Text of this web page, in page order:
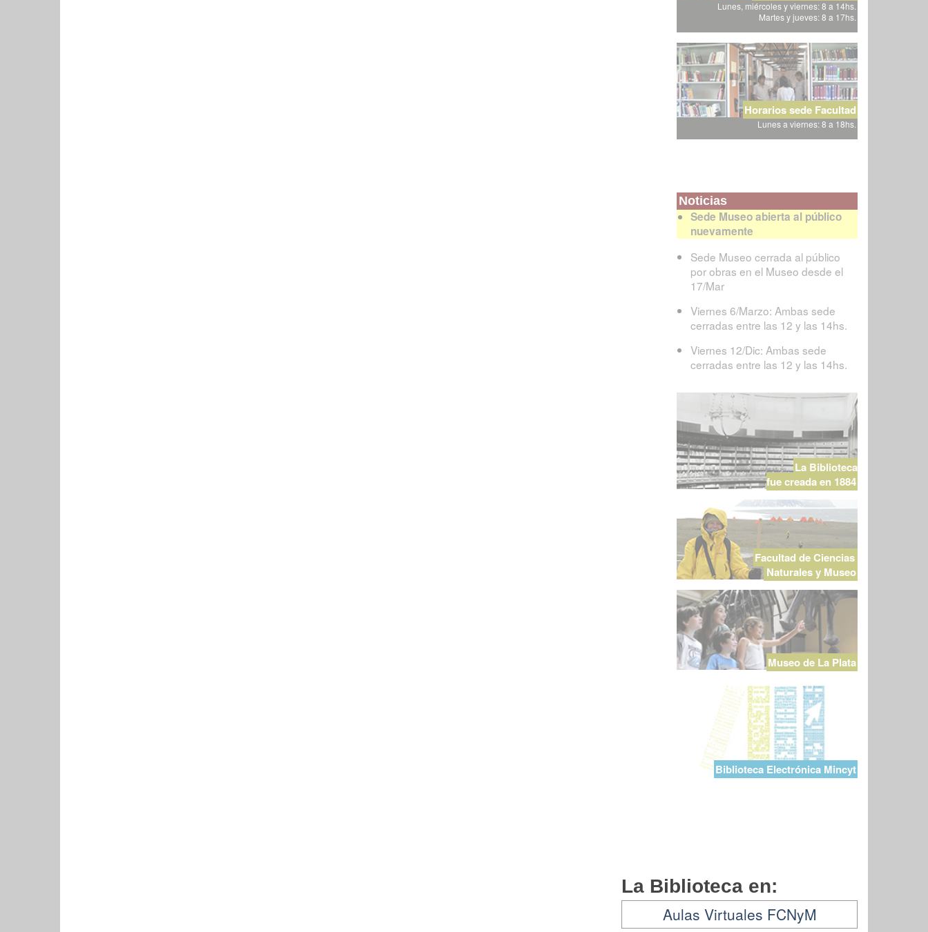
Lunes, miércoles y viernes: 8 a 14hs.
Martes y jueves: 8 a 17hs.
Horarios sede Facultad
Lunes a viernes: 8 a 18hs.
Noticias
Sede Museo abierta al público
nuevamente
Sede Museo cerrada al público
por obras en el Museo desde el
17/Mar
Viernes 6/Marzo: Ambas sede
cerradas entre las 12 y las 14hs.
Viernes 12/Dic: Ambas sede
cerradas entre las 12 y las 14hs.
La Biblioteca
fue creada en 1884
Facultad de Ciencias
Naturales y Museo
Museo de La Plata
Biblioteca Electrónica Mincyt
La Biblioteca en:
Aulas Virtuales FCNyM